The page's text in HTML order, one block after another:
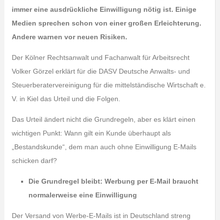
immer eine ausdrückliche Einwilligung nötig ist. Einige
Medien sprechen schon von einer großen Erleichterung.
Andere warnen vor neuen Risiken.
Der Kölner Rechtsanwalt und Fachanwalt für Arbeitsrecht
Volker Görzel erklärt für die DASV Deutsche Anwalts- und
Steuerberatervereinigung für die mittelständische Wirtschaft e.
V. in Kiel das Urteil und die Folgen.
Das Urteil ändert nicht die Grundregeln, aber es klärt einen
wichtigen Punkt: Wann gilt ein Kunde überhaupt als
„Bestandskunde“, dem man auch ohne Einwilligung E-Mails
schicken darf?
Die Grundregel bleibt: Werbung per E-Mail braucht
normalerweise eine Einwilligung
Der Versand von Werbe-E-Mails ist in Deutschland streng